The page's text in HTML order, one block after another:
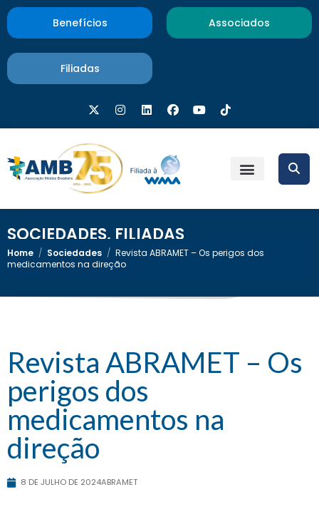
Benefícios Associados
Filiadas
SOCIEDADES, FILIADAS
Home / Sociedades / Revista ABRAMET – Os perigos dos
medicamentos na direção
Revista ABRAMET – Os
perigos dos
medicamentos na
direção
8 DE JULHO DE 2024ABRAMET